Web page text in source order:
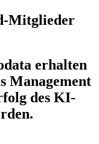
Mitglieder
erhalten
Management
des KI-